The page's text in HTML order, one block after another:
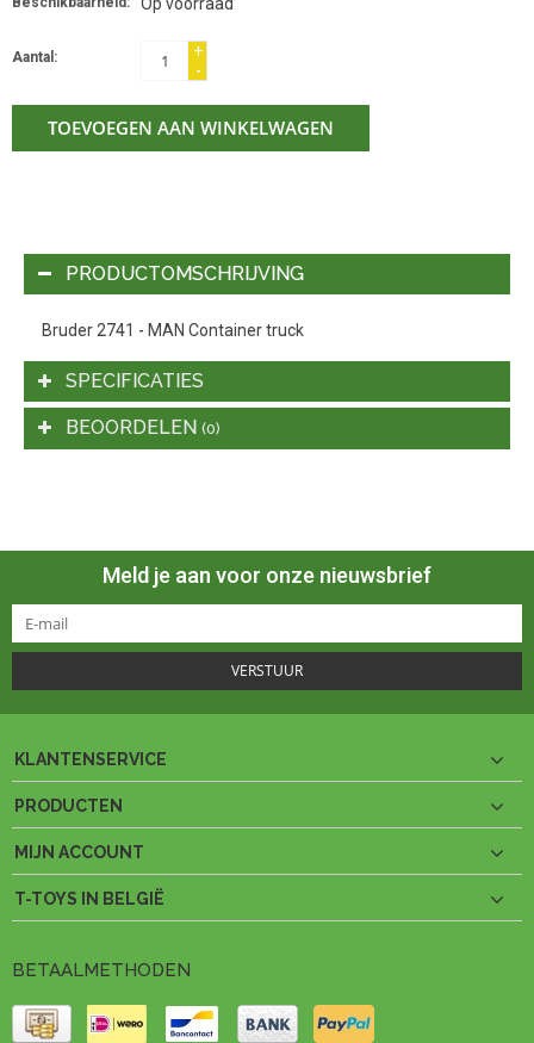
Aantal:
+
-
TOEVOEGEN AAN WINKELWAGEN
PRODUCTOMSCHRIJVING
Bruder 2741 - MAN Container truck
SPECIFICATIES
BEOORDELEN (0)
Meld je aan voor onze nieuwsbrief
VERSTUUR
KLANTENSERVICE
PRODUCTEN
MIJN ACCOUNT
T-TOYS IN BELGIË
BETAALMETHODEN